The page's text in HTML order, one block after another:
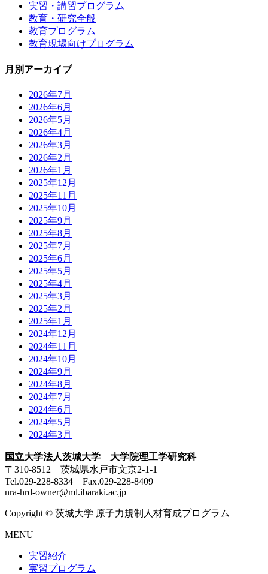
実習・講習プログラム
教育・研究全般
教育プログラム
教育現場向けプログラム
月別アーカイブ
2026年7月
2026年6月
2026年5月
2026年4月
2026年3月
2026年2月
2026年1月
2025年12月
2025年11月
2025年10月
2025年9月
2025年8月
2025年7月
2025年6月
2025年5月
2025年4月
2025年3月
2025年2月
2025年1月
2024年12月
2024年11月
2024年10月
2024年9月
2024年8月
2024年7月
2024年6月
2024年5月
2024年3月
国立大学法人茨城大学 大学院理工学研究科
〒310-8512 茨城県水戸市文京2-1-1
Tel.029-228-8334 Fax.029-228-8409
nra-hrd-owner@ml.ibaraki.ac.jp
Copyright © 茨城大学 原子力規制人材育成プログラム
MENU
実習紹介
実習プログラム